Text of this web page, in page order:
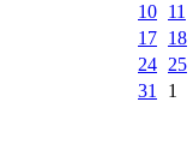
10 11
17 18
24 25
31
1